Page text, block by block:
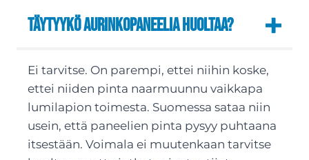
Täytyykö aurinkopaneelia huoltaa?
Ei tarvitse. On parempi, ettei niihin koske,
ettei niiden pinta naarmuunnu vaikkapa
lumilapion toimesta. Suomessa sataa niin
usein, että paneelien pinta pysyy puhtaana
itsestään. Voimala ei muutenkaan tarvitse